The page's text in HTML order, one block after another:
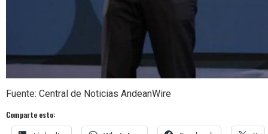
Fuente: Central de Noticias AndeanWire
Comparte esto: